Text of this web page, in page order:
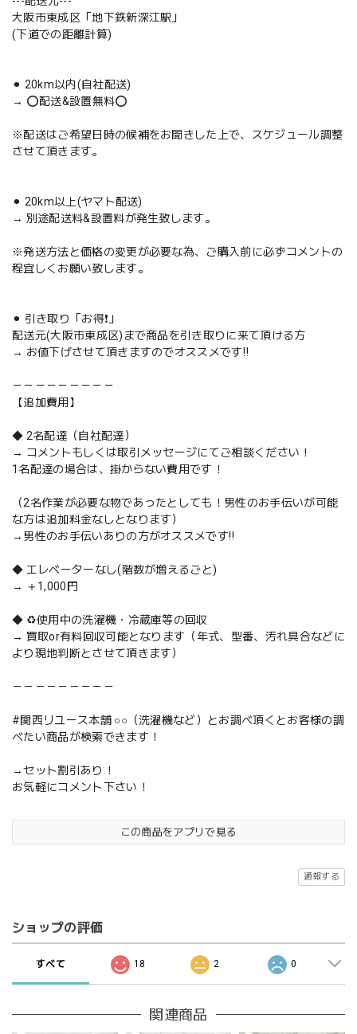
大阪市東成区「地下鉄新深江駅」
(下道での距離計算)
⚫︎ 20km以内(自社配送)
→ ⭕️配送&設置無料⭕️
※配送はご希望日時の候補をお聞きした上で、スケジュール調整
させて頂きます。
⚫︎ 20km以上(ヤマト配送)
→ 別途配送料&設置料が発生致します。
※発送方法と価格の変更が必要な為、ご購入前に必ずコメントの
程宜しくお願い致します。
⚫︎ 引き取り「お得❗️」
配送元(大阪市東成区)まで商品を引き取りに来て頂ける方
→ お値下げさせて頂きますのでオススメです‼️
－－－－－－－－－
【追加費用】
◆ 2名配達（自社配達）
→ コメントもしくは取引メッセージにてご相談ください！
1名配達の場合は、掛からない費用です！
（2名作業が必要な物であったとしても！男性のお手伝いが可能
な方は追加料金なしとなります）
→男性のお手伝いありの方がオススメです‼️
◆ エレベーターなし(階数が増えるごと)
→ ＋1,000円
◆ ♻️使用中の洗濯機・冷蔵庫等の回収
→ 買取or有料回収可能となります（年式、型番、汚れ具合などに
より現地判断とさせて頂きます）
－－－－－－－－－
#関西リユース本舗 ○○（洗濯機など）とお調べ頂くとお客様の調
べたい商品が検索できます！
→セット割引あり！
お気軽にコメント下さい！
この商品をアプリで見る
通報する
ショップの評価
すべて 18 2 0
関連商品